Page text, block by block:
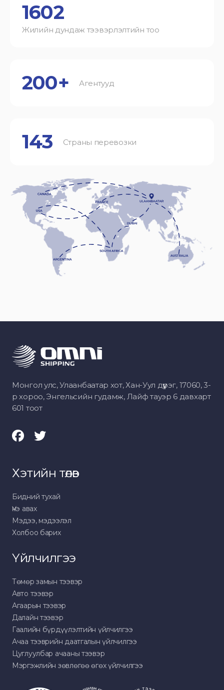
1602
Жилийн дундаж тээвэрлэлтийн тоо
200+ Агентууд
143 Страны перевозки
Монгол улс, Улаанбаатар хот, Хан-Уул дүүрэг, 17060, 3-
р хороо, Энгельсийн гудамж, Лайф тауэр 6 давхарт
601 тоот
Хэтийн төлөв
Бидний тухай
Үнэ авах
Мэдээ, мэдээлэл
Холбоо барих
Үйлчилгээ
Төмөр замын тээвэр
Авто тээвэр
Агаарын тээвэр
Далайн тээвэр
Гаалийн бүрдүүлэлтийн үйлчилгээ
Ачаа тээврийн даатгалын үйлчилгээ
Цуглуулбар ачааны тээвэр
Мэргэжлийн зөвлөгөө өгөх үйлчилгээ